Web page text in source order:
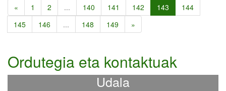
« 1 2 ... 140 141 142 143
144
145
146 ... 148 149 »
Ordutegia eta kontaktuak
Udala